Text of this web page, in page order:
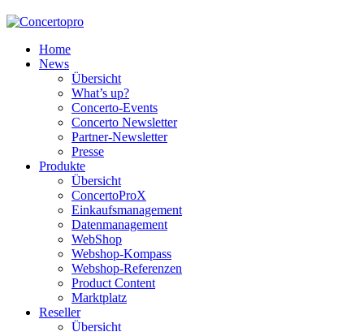
Home
News
Übersicht
What’s up?
Concerto-Events
Concerto Newsletter
Partner-Newsletter
Presse
Produkte
Übersicht
ConcertoProX
Einkaufsmanagement
Datenmanagement
WebShop
Webshop-Kompass
Webshop-Referenzen
Product Content
Marktplatz
Reseller
Übersicht